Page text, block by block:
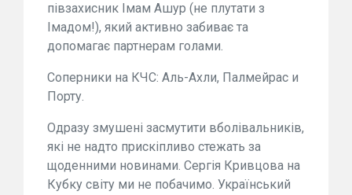
півзахисник Імам Ашур (не плутати з
Імадом!), який активно забиває та
допомагає партнерам голами.
Соперники на КЧС: Аль-Ахли, Палмейрас и
Порту.
Одразу змушені засмутити вболівальників,
які не надто прискіпливо стежать за
щоденними новинами. Сергія Кривцова на
Кубку світу ми не побачимо. Український